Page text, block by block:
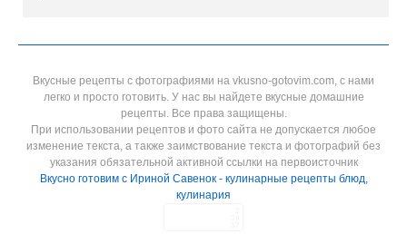
Вкусные рецепты с фотографиями на vkusno-gotovim.com, с нами
легко и просто готовить. У нас вы найдете вкусные домашние
рецепты. Все права защищены.
При использовании рецептов и фото сайта не допускается любое
изменение текста, а также заимствование текста и фотографий без
указания обязательной активной ссылки на первоисточник
Вкусно готовим с Ириной Савенок - кулинарные рецепты блюд,
кулинария